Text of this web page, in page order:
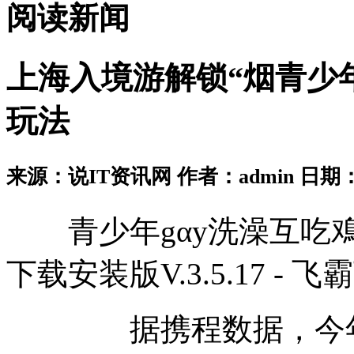
阅读新闻
上海入境游解锁“烟青少
玩法
来源：说IT资讯网 作者：admin 日期
青少年gαy洗澡互吃鳮
下载安装版V.3.5.17 - 飞
据携程数据，今年